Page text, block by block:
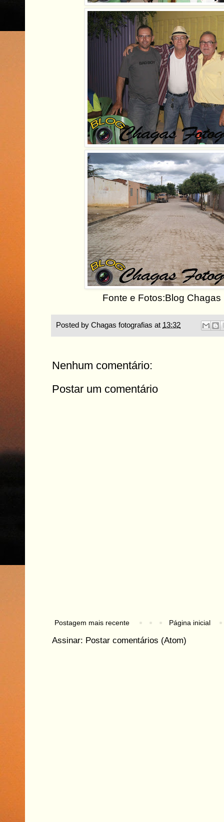
Fonte e Fotos:Blog Chagas
Posted by Chagas fotografias at 13:32
Nenhum comentário:
Postar um comentário
Postagem mais recente Página inicial
Assinar: Postar comentários (Atom)